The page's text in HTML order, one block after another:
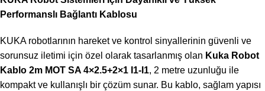
Performanslı Bağlantı Kablosu
KUKA robotlarının hareket ve kontrol sinyallerinin güvenli ve
sorunsuz iletimi için özel olarak tasarlanmış olan Kuka Robot
Kablo 2m MOT SA 4×2.5+2×1 I1-I1, 2 metre uzunluğu ile
kompakt ve kullanışlı bir çözüm sunar. Bu kablo, sağlam yapısı